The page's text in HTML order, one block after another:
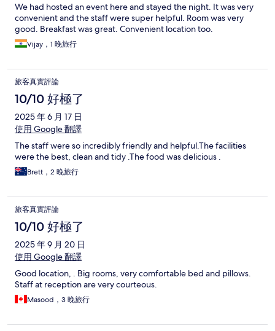
We had hosted an event here and stayed the night. It was very
convenient and the staff were super helpful. Room was very
good. Breakfast was great. Convenient location too.
Vijay，1 晚旅行
旅客真實評論
10/10 好極了
2025 年 6 月 17 日
使用 Google 翻譯
The staff were so incredibly friendly and helpful.The facilities
were the best, clean and tidy .The food was delicious .
Brett，2 晚旅行
旅客真實評論
10/10 好極了
2025 年 9 月 20 日
使用 Google 翻譯
Good location, . Big rooms, very comfortable bed and pillows.
Staff at reception are very courteous.
Masood，3 晚旅行